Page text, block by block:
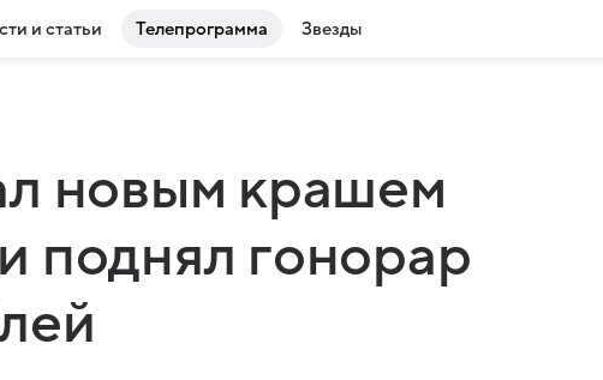
и статьи Телепрограмма Звезды
новым крашем
поднял гонорар